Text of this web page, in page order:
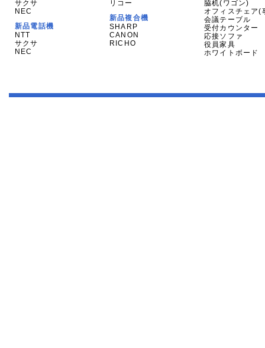
サクサ
NEC
新品電話機
NTT
サクサ
NEC
リコー
新品複合機
SHARP
CANON
RICHO
脇机(ワゴン)
オフィスチェア(
会議テーブル
受付カウンター
応接ソファ
役員家具
ホワイトボード